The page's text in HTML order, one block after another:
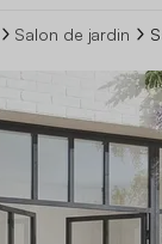
Salon de jardin